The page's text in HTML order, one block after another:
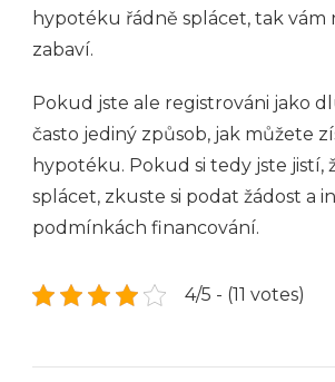
hypotéku řádně splácet, tak vám
zabaví.
Pokud jste ale registrováni jako
často jediný způsob, jak můžete
hypotéku. Pokud si tedy jste jistí,
splácet, zkuste si podat žádost a
podmínkách financování.
4/5 - (11 votes)